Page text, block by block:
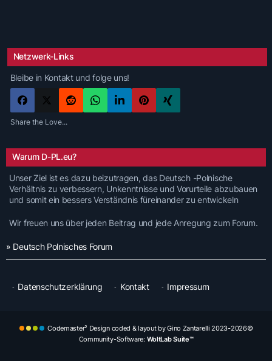
Netzwerk-Links
Bleibe in Kontakt und folge uns!
Share the Love...
Warum D-PL.eu?
Unser Ziel ist es dazu beizutragen, das Deutsch -Polnische
Verhältnis zu verbessern, Unkenntnisse und Vorurteile abzubauen
und somit ein bessers Verständnis füreinander zu entwickeln
Wir freuen uns über jeden Beitrag und jede Anregung zum Forum.
» Deutsch Polnisches Forum
Datenschutzerklärung Kontakt Impressum
Codemaster² Design coded & layout by Gino Zantarelli 2023-2026©
Community-Software: WoltLab Suite™